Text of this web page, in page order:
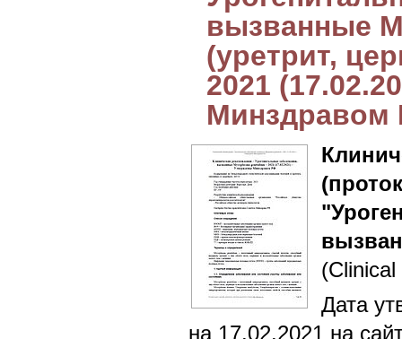
вызванные
(уретрит,
2021
Минздравом
Дата
на 17.02.2021 на